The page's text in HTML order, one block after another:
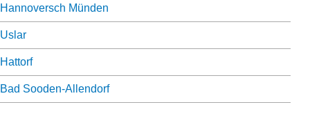
Hannoversch Münden
Uslar
Hattorf
Bad Sooden-Allendorf